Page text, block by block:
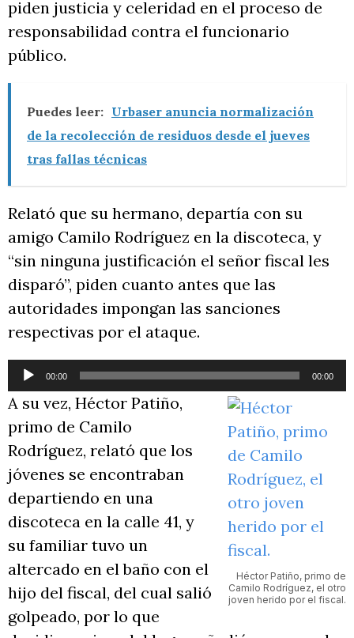
piden justicia y celeridad en el proceso de
responsabilidad contra el funcionario
público.
Puedes leer: Urbaser anuncia normalización
de la recolección de residuos desde el jueves
tras fallas técnicas
Relató que su hermano, departía con su
amigo Camilo Rodríguez en la discoteca, y
“sin ninguna justificación el señor fiscal les
disparó”, piden cuanto antes que las
autoridades impongan las sanciones
respectivas por el ataque.
Reproductor
de
audio
00:00 00:00
Héctor Patiño, primo de
Camilo Rodríguez, el otro
joven herido por el fiscal.
A su vez, Héctor Patiño,
primo de Camilo
Rodríguez, relató que los
jóvenes se encontraban
departiendo en una
discoteca en la calle 41, y
su familiar tuvo un
altercado en el baño con el
hijo del fiscal, del cual salió
golpeado, por lo que